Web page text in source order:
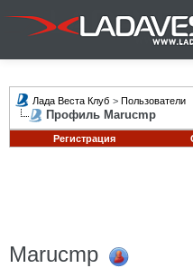
Лада Веста Клуб > Пользователи
Профиль Marucmp
Регистрация
Marucmp